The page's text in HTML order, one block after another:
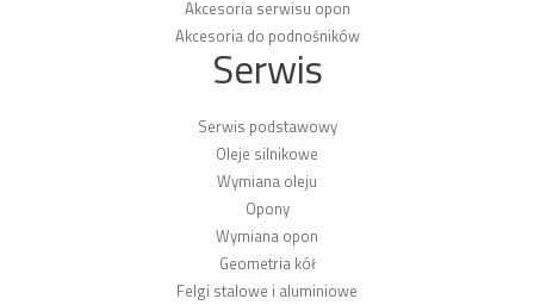
Akcesoria serwisu opon
Akcesoria do podnośników
Serwis
Serwis podstawowy
Oleje silnikowe
Wymiana oleju
Opony
Wymiana opon
Geometria kół
Felgi stalowe i aluminiowe